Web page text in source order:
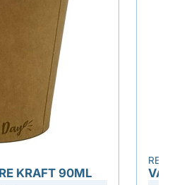
KRAFT 90ML